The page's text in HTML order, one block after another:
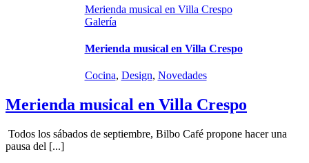
Merienda musical en Villa Crespo
Galería
Merienda musical en Villa Crespo
Cocina, Design, Novedades
Merienda musical en Villa Crespo
Todos los sábados de septiembre, Bilbo Café propone hacer una
pausa del [...]